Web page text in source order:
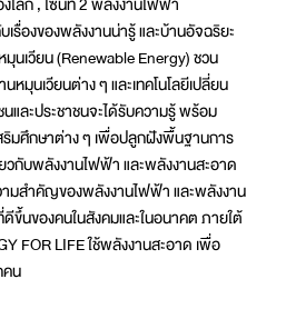
รื่องของพลังงานน่ารู้ และบ้านอัจฉริยะ
นเวียน (Renewable Energy) ชวน
นหมุนเวียนต่าง ๆ และเทคโนโลยีเปลี่ยน
นและประชาชนจะได้รับความรู้ พร้อม
มศึกษาต่าง ๆ เพื่อปลูกฝังพื้นฐานการ
วกับพลังงานไฟฟ้า และพลังงานสะอาด
ามสำคัญของพลังงานไฟฟ้า และพลังงาน
นของคนในสังคมและในอนาคต ภายใต้
FOR LIFE ใช้พลังงานสะอาด เพื่อ
น